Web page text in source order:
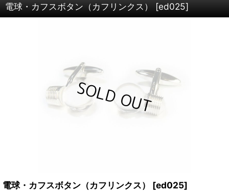
電球・カフスボタン（カフリンクス） [ed025]
電球・カフスボタン（カフリンクス） [ed025]